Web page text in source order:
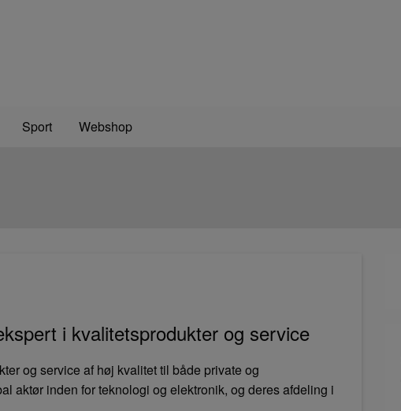
Sport Webshop
i kvalitetsprodukter og service
og service af høj kvalitet til både private og
aktør inden for teknologi og elektronik, og deres afdeling i